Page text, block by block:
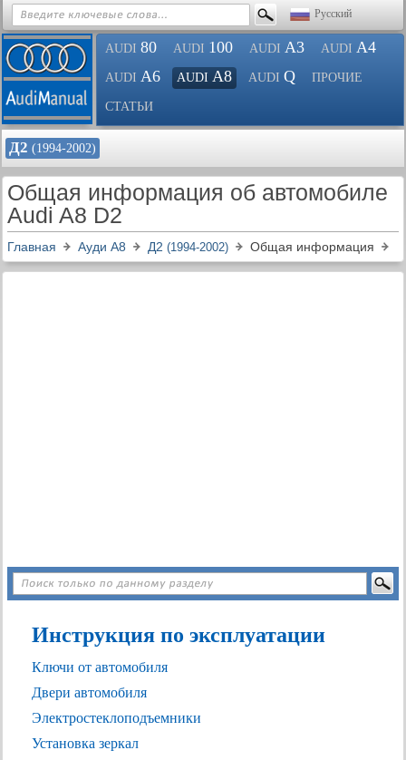
Русский
AUDI 80 AUDI 100 AUDI A3 AUDI A4
AUDI A6 AUDI A8 AUDI Q ПРОЧИЕ
СТАТЬИ
Д2 (1994-2002)
Общая информация об автомобиле
Audi A8 D2
Главная Ауди A8 Д2 (1994-2002) Общая информация
Инструкция по эксплуатации
Ключи от автомобиля
Двери автомобиля
Электростеклоподъемники
Установка зеркал